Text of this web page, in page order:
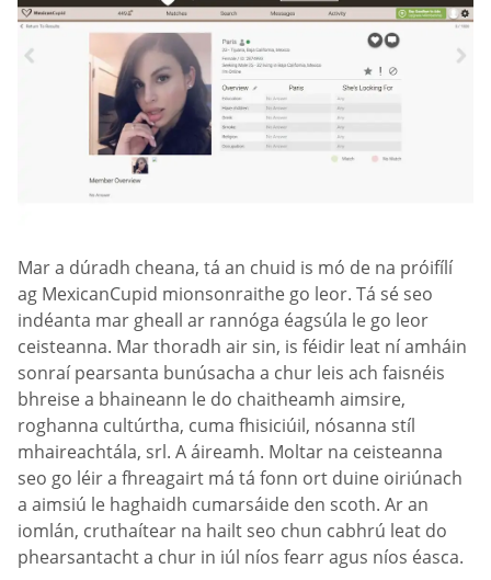
Mar a dúradh cheana, tá an chuid is mó de na próifílí
ag MexicanCupid mionsonraithe go leor. Tá sé seo
indéanta mar gheall ar rannóga éagsúla le go leor
ceisteanna. Mar thoradh air sin, is féidir leat ní amháin
sonraí pearsanta bunúsacha a chur leis ach faisnéis
bhreise a bhaineann le do chaitheamh aimsire,
roghanna cultúrtha, cuma fhisiciúil, nósanna stíl
mhaireachtála, srl. A áireamh. Moltar na ceisteanna
seo go léir a fhreagairt má tá fonn ort duine oiriúnach
a aimsiú le haghaidh cumarsáide den scoth. Ar an
iomlán, cruthaítear na hailt seo chun cabhrú leat do
phearsantacht a chur in iúl níos fearr agus níos éasca.